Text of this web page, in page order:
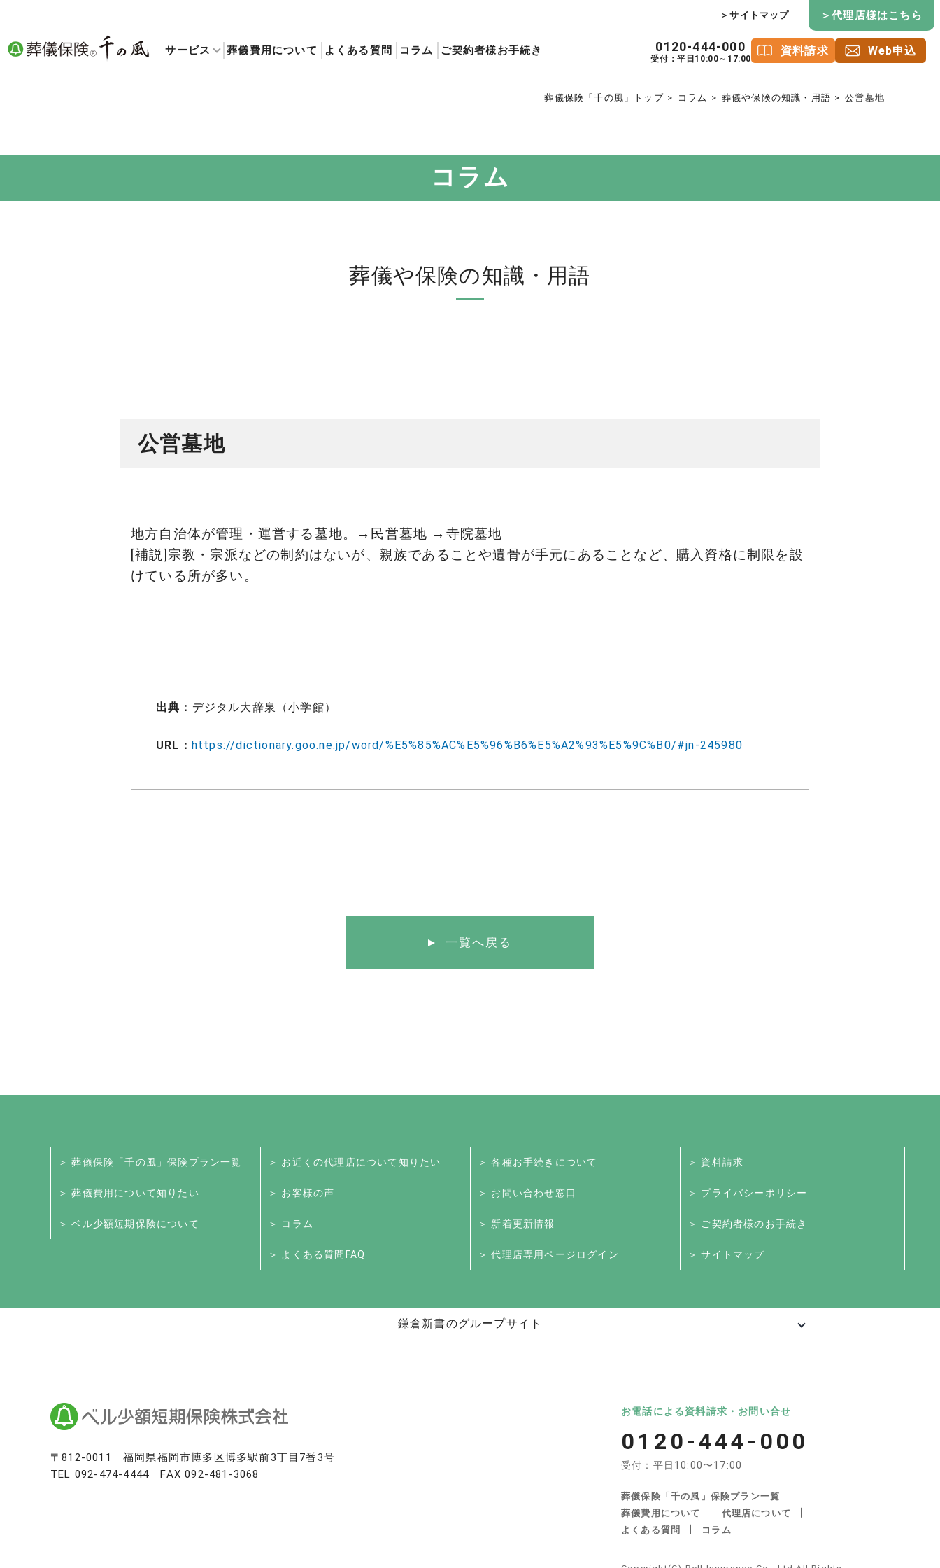
サービス 葬儀費用について よくある質問 コラム ご契約者様お手続き
＞サイトマップ ＞代理店様はこちら
0120-444-000
受付：平日10:00～17:00
資料請求 Web申込
葬儀保険「千の風」トップ コラム 葬儀や保険の知識・用語 公営墓地
コラム
葬儀や保険の知識・用語
公営墓地
地方自治体が管理・運営する墓地。→民営墓地 →寺院墓地
[補説]宗教・宗派などの制約はないが、親族であることや遺骨が手元にあることなど、購入資格に制限を設
けている所が多い。
出典： デジタル大辞泉（小学館）
URL： https://dictionary.goo.ne.jp/word/%E5%85%AC%E5%96%B6%E5%A2%93%E5%9C%B0/#jn-245980
一覧へ戻る
＞ 葬儀保険「千の風」保険プラン一覧
＞ 葬儀費用について知りたい
＞ ベル少額短期保険について
＞ お近くの代理店について知りたい
＞ お客様の声
＞ コラム
＞ よくある質問FAQ
＞ 各種お手続きについて
＞ お問い合わせ窓口
＞ 新着更新情報
＞ 代理店専用ページログイン
＞ 資料請求
＞ プライバシーポリシー
＞ ご契約者様のお手続き
＞ サイトマップ
鎌倉新書のグループサイト
いいお墓-ペット霊園版 樹木葬なび
納骨堂なび 寺院墓地.com
お電話による資料請求・お問い合せ
0120-444-000
受付：平日10:00〜17:00
葬儀保険「千の風」保険プラン一覧
葬儀費用について
代理店について
よくある質問
コラム
〒812-0011 福岡県福岡市博多区博多駅前3丁目7番3号
TEL 092-474-4444 FAX 092-481-3068